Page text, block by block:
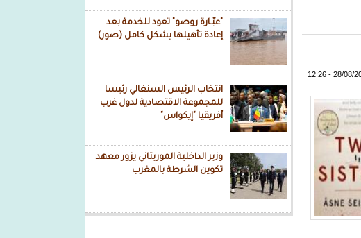
"عبّـارة روصو" تعود للخدمة بعد
إعادة تأهيلها بشكل كامل (صور)
انتخاب الرئيس السنغالي رئيسا
للمجموعة الاقتصادية لدول غرب
أفريقيا "إيكواس"
وزير الداخلية الموريتاني يزور معهد
تكوين الشرطة بالمغرب